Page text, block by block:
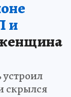
и
скрылся